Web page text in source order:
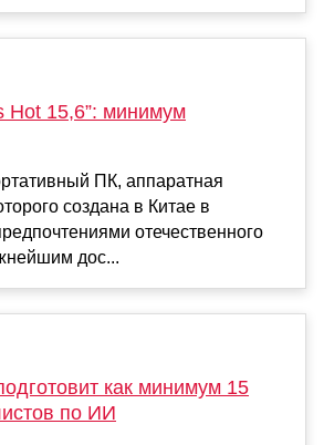
Hot 15,6”: минимум
ПК, аппаратная
создана в Китае в
отечественного
дос...
как минимум 15
по ИИ